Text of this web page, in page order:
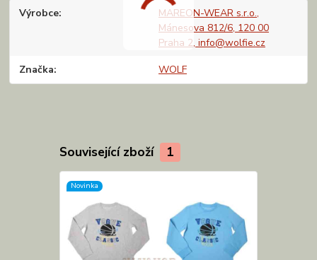
Výrobce
MAREON-WEAR s.r.o.,
Mánesova 812/6, 120 00
Praha 2, info@wolfie.cz
Značka WOLF
Související zboží 1
Novinka